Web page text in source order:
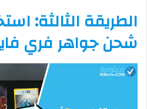
الطريقة الثالثة:
شحن جواهر فري